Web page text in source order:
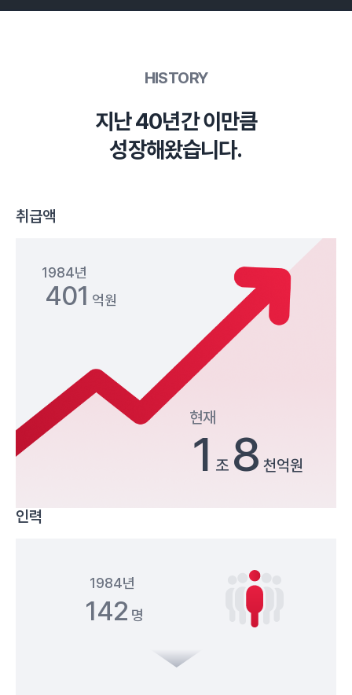
HISTORY
지난 40년간 이만큼
성장해왔습니다.
취급액
1984년
401 억원
현재
1 조 8 천억원
인력
1984년
142 명